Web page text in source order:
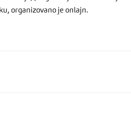
organizovano je onlajn.